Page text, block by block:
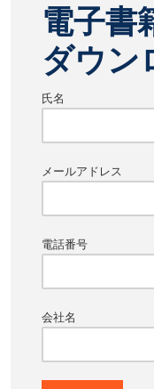
電子書
ダウン
氏名
メールアドレス
電話番号
会社名